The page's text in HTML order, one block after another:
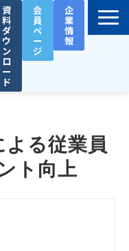
資
料
ダ
ウ
ン
ロ
ー
ド
会
員
ペ
ー
ジ
企
業
情
報
る従業員
ト向上